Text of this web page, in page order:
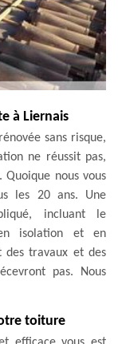
à Liernais
sans risque,
ne réussit pas,
nous vous
les 20 ans. Une
incluant le
isolation et en
des travaux et des
pas. Nous
toiture